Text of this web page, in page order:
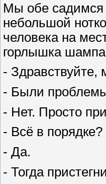
Мы обе садимся
небольшой
человека на
горлышка
- Здравствуйте,
- Были
- Нет. Просто
- Всё в порядке?
- Да.
- Тогда